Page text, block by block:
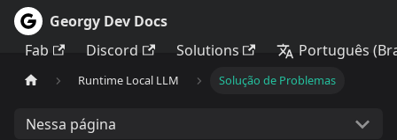
Georgy Dev Docs
Fab
Discord Solutions Português
Runtime Local LLM Solução de Problemas
Nessa página